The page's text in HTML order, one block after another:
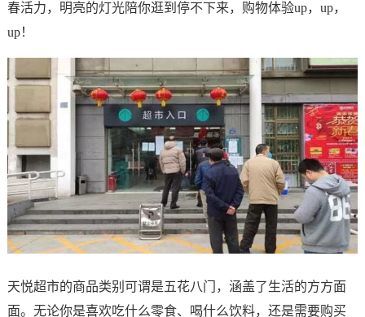
春活力，明亮的灯光陪你逛到停不下来，购物体验up，up，
up！
天悦超市的商品类别可谓是五花八门，涵盖了生活的方方面
面。无论你是喜欢吃什么零食、喝什么饮料，还是需要购买